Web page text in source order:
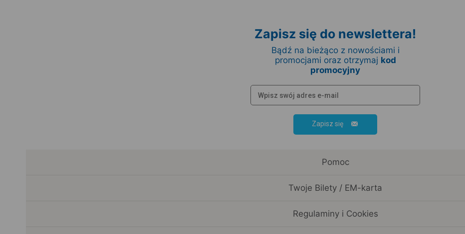
Zapisz się do newslettera!
Bądź na bieżąco z nowościami i
promocjami oraz otrzymaj kod
promocyjny
Zapisz się
Pomoc
Twoje Bilety / EM-karta
Regulaminy i Cookies